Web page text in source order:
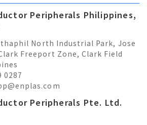
Peripherals Philippines,
North Industrial Park, Jose
Freeport Zone, Clark Field
0287
Peripherals Pte. Ltd.